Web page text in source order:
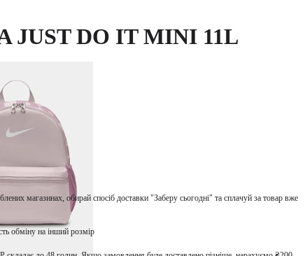
JUST DO IT MINI 11L
магазинах, обирай спосіб доставки "Заберу сьогодні" та сплачуй за товар вже
обміну на інший розмір